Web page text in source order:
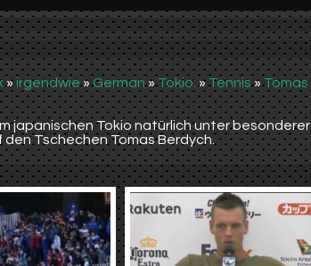
»irgendwie»German»Tokio:»Tennis»Tomas
japanischen Tokio natürlich unter besonderer
Tschechen Tomas Berdych.